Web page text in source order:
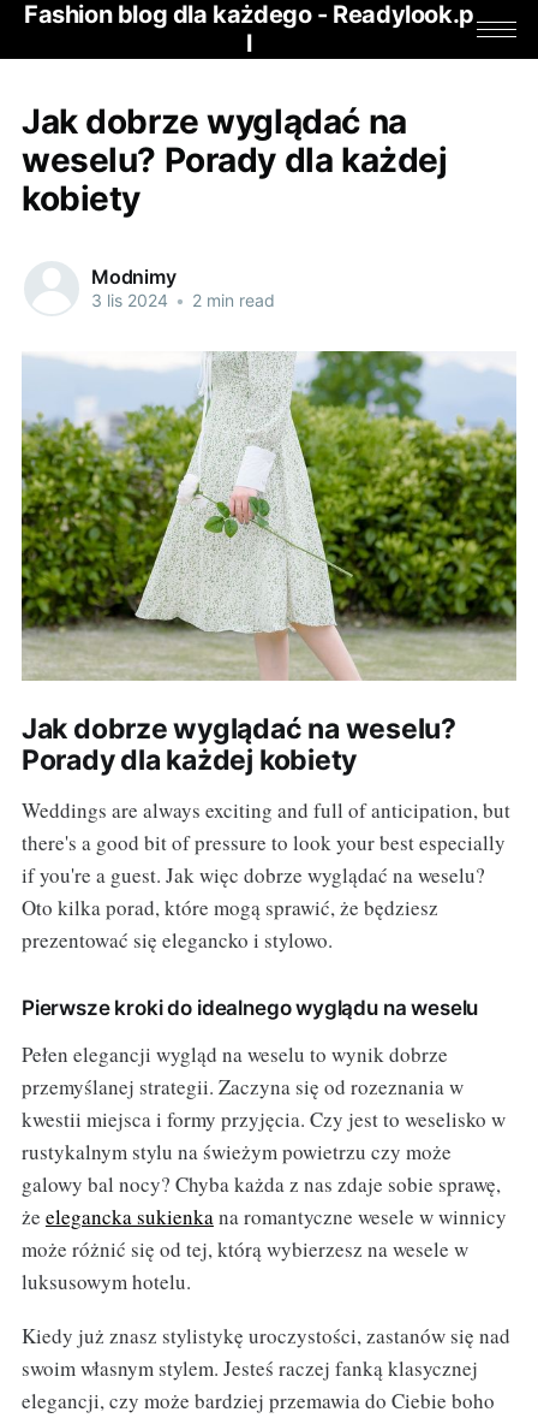
Fashion blog dla każdego - Readylook.p
l
Jak dobrze wyglądać na
weselu? Porady dla każdej
kobiety
Modnimy
3 lis 2024 • 2 min read
Jak dobrze wyglądać na weselu?
Porady dla każdej kobiety
Weddings are always exciting and full of anticipation, but
there's a good bit of pressure to look your best especially
if you're a guest. Jak więc dobrze wyglądać na weselu?
Oto kilka porad, które mogą sprawić, że będziesz
prezentować się elegancko i stylowo.
Pierwsze kroki do idealnego wyglądu na weselu
Pełen elegancji wygląd na weselu to wynik dobrze
przemyślanej strategii. Zaczyna się od rozeznania w
kwestii miejsca i formy przyjęcia. Czy jest to weselisko w
rustykalnym stylu na świeżym powietrzu czy może
galowy bal nocy? Chyba każda z nas zdaje sobie sprawę,
że elegancka sukienkana romantyczne wesele w winnicy
może różnić się od tej, którą wybierzesz na wesele w
luksusowym hotelu.
Kiedy już znasz stylistykę uroczystości, zastanów się nad
swoim własnym stylem. Jesteś raczej fanką klasycznej
elegancji, czy może bardziej przemawia do Ciebie boho